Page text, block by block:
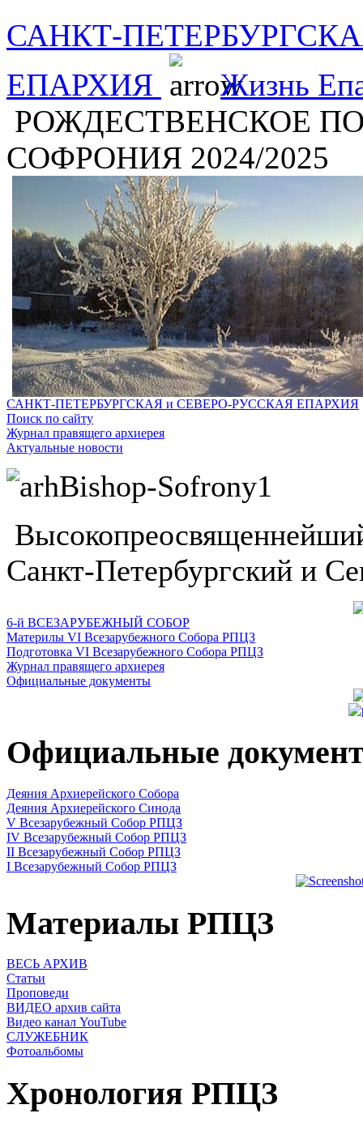
САНКТ-
ЕПАРХИЯ
Жизнь
РОЖДЕСТВЕНСКОЕ
СОФРОНИЯ 2024/2025
САНКТ-ПЕТЕРБУРГСКАЯ и СЕВЕРО-РУССКАЯ ЕПАРХИЯ
Поиск по сайту
Журнал правящего архиерея
Актуальные новости
Санкт-Петербургский и
6-й ВСЕЗАРУБЕЖНЫЙ СОБОР
Материлы VI Всезарубежного Собора РПЦЗ
Подготовка VI Всезарубежного Собора РПЦЗ
Журнал правящего архиерея
Официальные документы
Официальные
Деяния Архиерейского Собора
Деяния Архиерейского Синода
V Всезарубежный Собор РПЦЗ
IV Всезарубежный Собор РПЦЗ
II Всезарубежный Собор РПЦЗ
I Всезарубежный Собор РПЦЗ
Материалы РПЦЗ
ВЕСЬ АРХИВ
Статьи
Проповеди
ВИДЕО архив сайта
Видео канал YouTube
СЛУЖЕБНИК
Фотоальбомы
Хронология РПЦЗ